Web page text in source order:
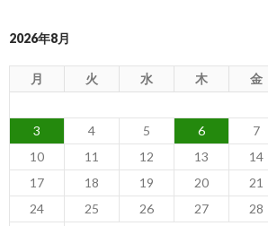
2026年8月
月 火 水 木 金
3
4 5 6 7
10
11 12 13 14
17
18 19 20 21
24
25 26 27 28